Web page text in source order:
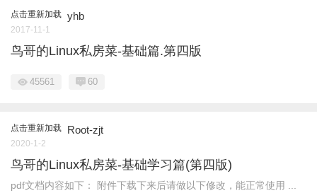
点击重新加载 yhb
2017-11-1
鸟哥的Linux私房菜-基础篇.第四版
45561 60
点击重新加载 Root-zjt
2020-1-2
鸟哥的Linux私房菜-基础学习篇(第四版)
pdf文档内容如下： 附件下载下来后请做以下修改，能正常使用 ...